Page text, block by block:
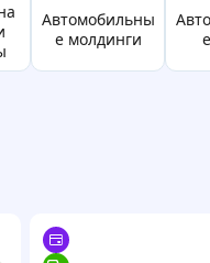
автомобильны
е молдинги
Автомобильны